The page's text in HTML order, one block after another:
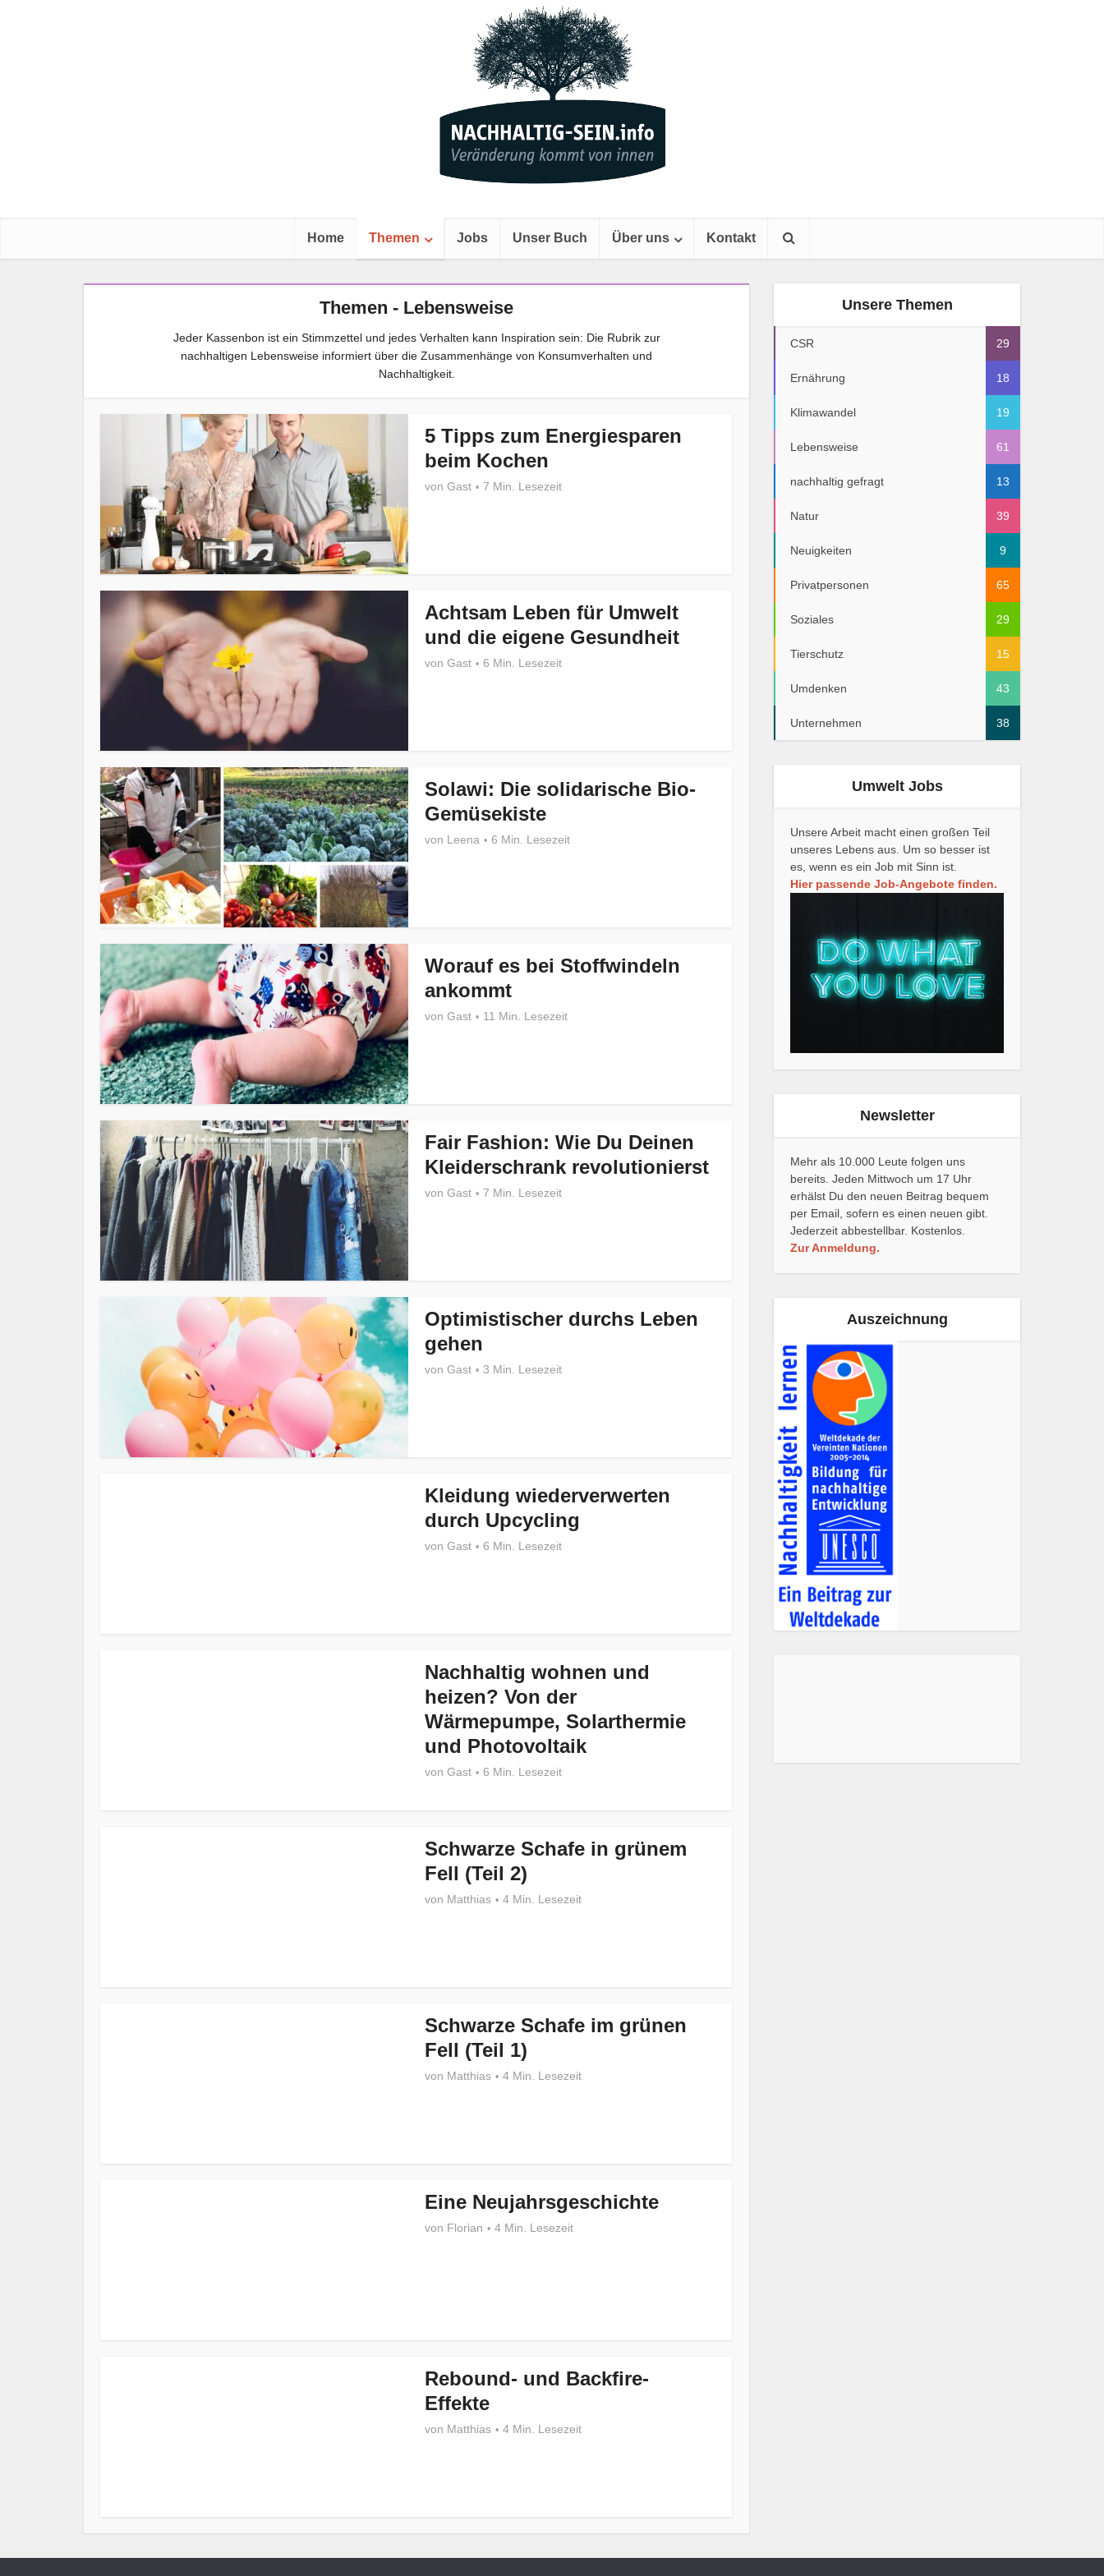
Home Themen Jobs Unser Buch Über uns Kontakt
Themen - Lebensweise
Jeder Kassenbon ist ein Stimmzettel und jedes Verhalten kann Inspiration sein: Die Rubrik zur
nachhaltigen Lebensweise informiert über die Zusammenhänge von Konsumverhalten und
Nachhaltigkeit.
5 Tipps zum Energiesparen
beim Kochen
von Gast 7 Min. Lesezeit
Achtsam Leben für Umwelt
und die eigene Gesundheit
von Gast 6 Min. Lesezeit
Solawi: Die solidarische Bio-
Gemüsekiste
von Leena 6 Min. Lesezeit
Worauf es bei Stoffwindeln
ankommt
von Gast 11 Min. Lesezeit
Fair Fashion: Wie Du Deinen
Kleiderschrank revolutionierst
von Gast 7 Min. Lesezeit
Optimistischer durchs Leben
gehen
von Gast 3 Min. Lesezeit
Kleidung wiederverwerten
durch Upcycling
von Gast 6 Min. Lesezeit
Nachhaltig wohnen und
heizen? Von der
Wärmepumpe, Solarthermie
und Photovoltaik
von Gast 6 Min. Lesezeit
Schwarze Schafe in grünem
Fell (Teil 2)
von Matthias 4 Min. Lesezeit
Schwarze Schafe im grünen
Fell (Teil 1)
von Matthias 4 Min. Lesezeit
Eine Neujahrsgeschichte
von Florian 4 Min. Lesezeit
Rebound- und Backfire-
Effekte
von Matthias 4 Min. Lesezeit
Unsere Themen
CSR 29
Ernährung 18
Klimawandel 19
Lebensweise 61
nachhaltig gefragt 13
Natur 39
Neuigkeiten 9
Privatpersonen 65
Soziales 29
Tierschutz 15
Umdenken 43
Unternehmen 38
Umwelt Jobs
Unsere Arbeit macht einen großen Teil
unseres Lebens aus. Um so besser ist
es, wenn es ein Job mit Sinn ist.
Hier passende Job-Angebote finden.
Newsletter
Mehr als 10.000 Leute folgen uns
bereits. Jeden Mittwoch um 17 Uhr
erhälst Du den neuen Beitrag bequem
per Email, sofern es einen neuen gibt.
Jederzeit abbestellbar. Kostenlos.
Zur Anmeldung.
Auszeichnung